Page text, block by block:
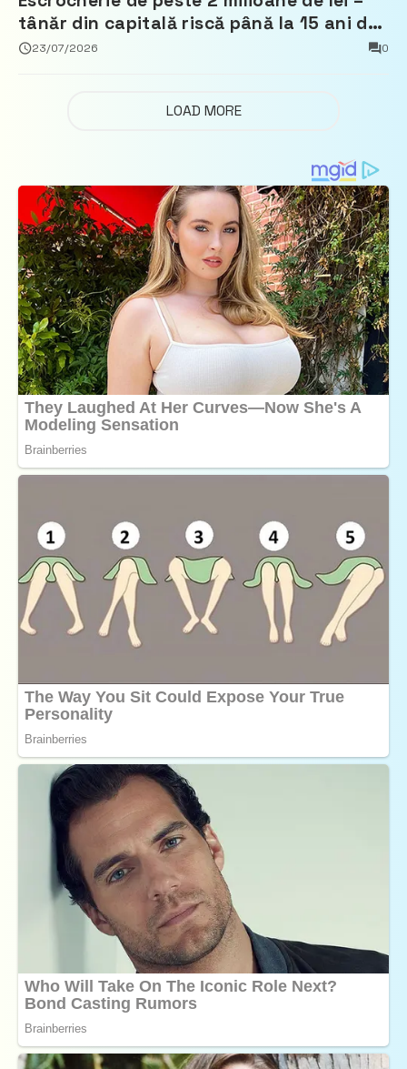
tânăr din capitală riscă până la 15 ani de
închisoare
23/07/2026 0
LOAD MORE